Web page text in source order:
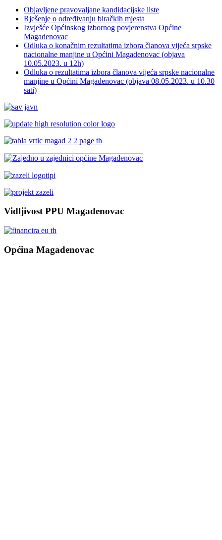
Objavljene pravovaljane kandidacijske liste
Rješenje o određivanju biračkih mjesta
Izvješće Općinskog izbornog povjerenstva Općine
Magadenovac
Odluka o konačnim rezultatima izbora članova vijeća srpske
nacionalne manjine u Općini Magadenovac (objava
10.05.2023. u 12h)
Odluka o rezultatima izbora članova vijeća srpske nacionalne
manjine u Općini Magadenovac (objava 08.05.2023. u 10.30
sati)
Vidljivost PPU Magadenovac
Općina Magadenovac